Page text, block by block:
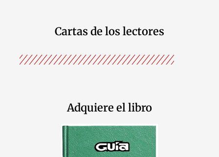
Cartas de los lectores
Adquiere el libro